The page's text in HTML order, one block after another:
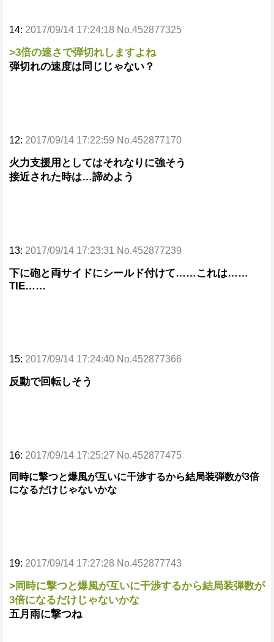
14: 2017/09/14 17:24:18 No.452877325
>3倍の速さで弾切れしますよね
弾切れの速度は同じじゃない？
12: 2017/09/14 17:22:59 No.452877170
火力支援用としてはそれなりに強そう
接近された時は…諦めよう
13: 2017/09/14 17:23:31 No.452877239
下に砲と両サイドにシールド付けて……これは……
TIE……
15: 2017/09/14 17:24:40 No.452877366
反動で回転しそう
16: 2017/09/14 17:25:27 No.452877475
同時に撃つと爆風が互いに干渉するから結局装弾数が3倍
になるだけじゃないかな
19: 2017/09/14 17:27:28 No.452877743
>同時に撃つと爆風が互いに干渉するから結局装弾数が
3倍になるだけじゃないかな
五月雨に撃つね